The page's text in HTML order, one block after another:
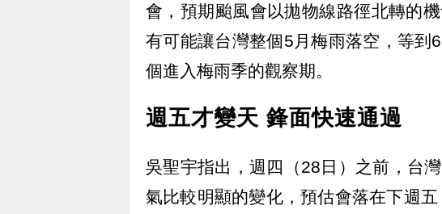
會，預期颱風會以拋物線路徑北轉的
有可能讓台灣整個5月梅雨落空，等到
個進入梅雨季的觀察期。
週五才變天 鋒面快速通過
吳聖宇指出，週四（28日）之前，台
氣比較明顯的變化，預估會落在下週